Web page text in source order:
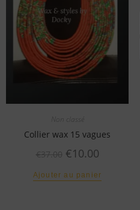
Non classé
Collier wax 15 vagues
€10.00
Ajouter au panier